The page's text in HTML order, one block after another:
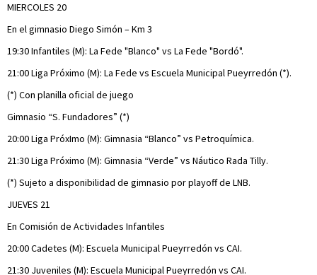
MIERCOLES 20
En el gimnasio Diego Simón – Km 3
19:30 Infantiles (M): La Fede "Blanco" vs La Fede "Bordó".
21:00 Liga Próximo (M): La Fede vs Escuela Municipal Pueyrredón (*).
(*) Con planilla oficial de juego
Gimnasio “S. Fundadores” (*)
20:00 Liga PróxImo (M): Gimnasia “Blanco” vs Petroquímica.
21:30 Liga Próximo (M): Gimnasia “Verde” vs Náutico Rada Tilly.
(*) Sujeto a disponibilidad de gimnasio por playoff de LNB.
JUEVES 21
En Comisión de Actividades Infantiles
20:00 Cadetes (M): Escuela Municipal Pueyrredón vs CAI.
21:30 Juveniles (M): Escuela Municipal Pueyrredón vs CAI.